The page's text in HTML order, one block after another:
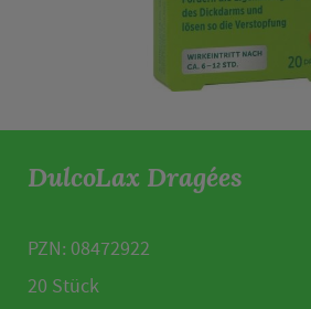
DulcoLax Dragées
PZN: 08472922
20 Stück